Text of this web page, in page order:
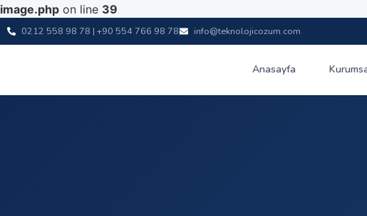
image.php on line 39
0212 558 98 78 | +90 554 766 98 78 info@teknolojicozum.com
Anasayfa